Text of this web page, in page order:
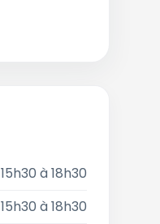
15h30 à 18h30
15h30 à 18h30